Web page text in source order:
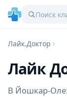
Лайк.Доктор
Лайк
В Йошкар-